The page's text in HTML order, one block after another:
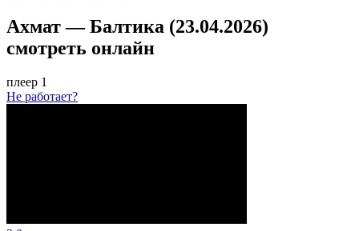
Ахмат — Балтика (23.04.2026)
смотреть онлайн
плеер 1
Не работает?